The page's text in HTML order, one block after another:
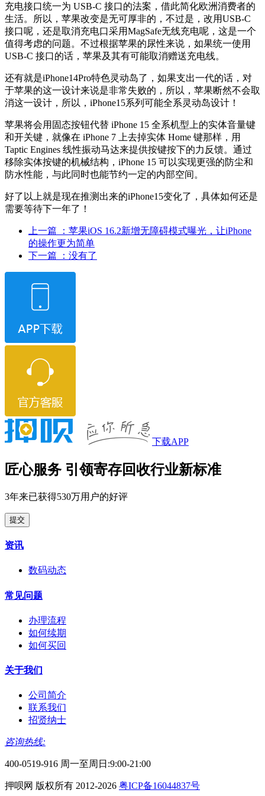
充电接口统一为 USB-C 接口的法案，借此简化欧洲消费者的
生活。所以，苹果改变是无可厚非的，不过是，改用USB-C
接口呢，还是取消充电口采用MagSafe无线充电呢，这是一个
值得考虑的问题。不过根据苹果的尿性来说，如果统一使用
USB-C 接口的话，苹果及其有可能取消赠送充电线。
还有就是iPhone14Pro特色灵动岛了，如果支出一代的话，对
于苹果的这一设计来说是非常失败的，所以，苹果断然不会取
消这一设计，所以，iPhone15系列可能全系灵动岛设计！
苹果将会用固态按钮代替 iPhone 15 全系机型上的实体音量键
和开关键，就像在 iPhone 7 上去掉实体 Home 键那样，用
Taptic Engines 线性振动马达来提供按键按下的力反馈。通过
移除实体按键的机械结构，iPhone 15 可以实现更强的防尘和
防水性能，与此同时也能节约一定的内部空间。
好了以上就是现在推测出来的iPhone15变化了，具体如何还是
需要等待下一年了！
上一篇
：苹果iOS 16.2新增无障碍模式曝光，让iPhone
的操作更为简单
下一篇
：没有了
下载APP
匠心服务 引领寄存回收行业新标准
3年来已获得530万用户的好评
提交
资讯
数码动态
常见问题
办理流程
如何续期
如何买回
关于我们
公司简介
联系我们
招贤纳士
咨询热线:
400-0519-916 周一至周日:9:00-21:00
押呗网 版权所有 2012-2026 粤ICP备16044837号